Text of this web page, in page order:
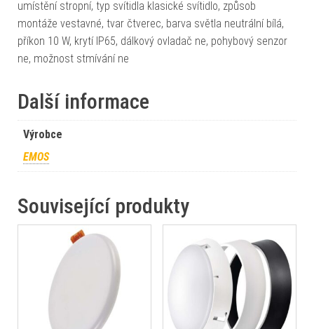
umístění stropní, typ svítidla klasické svítidlo, způsob
montáže vestavné, tvar čtverec, barva světla neutrální bílá,
příkon 10 W, krytí IP65, dálkový ovladač ne, pohybový senzor
ne, možnost stmívání ne
Další informace
Výrobce
EMOS
Související produkty